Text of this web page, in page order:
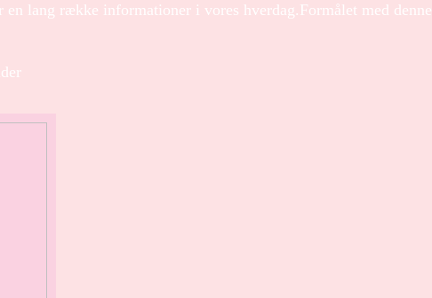
lang række informationer i vores hverdag.Formålet med denne